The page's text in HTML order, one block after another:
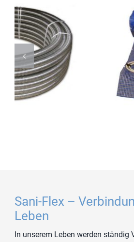
Sani-Flex –
Leben
In unserem Leben werden ständig